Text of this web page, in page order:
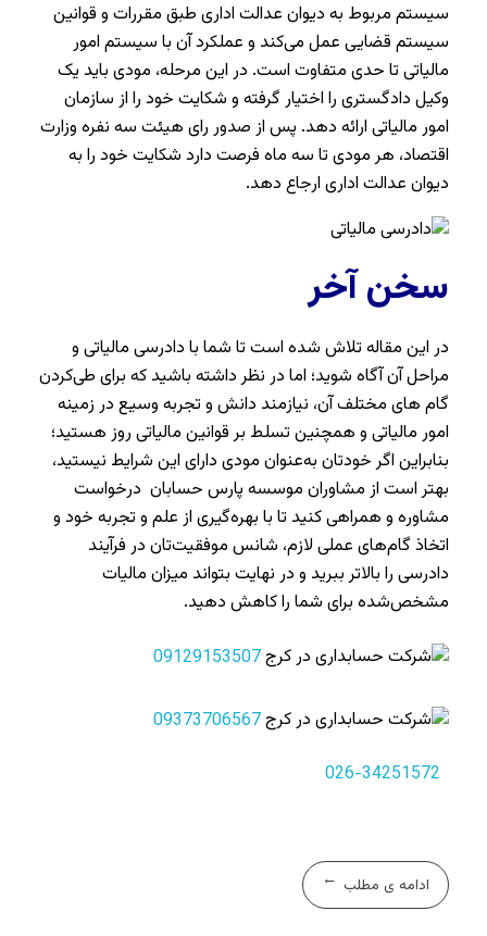
سیستم مربوط به دیوان عدالت اداری طبق مقررات و قوانین
سیستم قضایی عمل می‌کند و عملکرد آن با سیستم امور
مالیاتی تا حدی متفاوت است. در این مرحله، مودی باید یک
وکیل دادگستری را اختیار گرفته و شکایت خود را از سازمان
امور مالیاتی ارائه دهد. پس از صدور رای هیئت سه نفره وزارت
اقتصاد، هر مودی تا سه ماه فرصت دارد شکایت خود را به
دیوان عدالت اداری ارجاع دهد.
سخن آخر
در این مقاله تلاش شده است تا شما با دادرسی مالیاتی و
مراحل آن آگاه شوید؛ اما در نظر داشته باشید که برای طی‌کردن
گام های مختلف آن، نیازمند دانش و تجربه وسیع در زمینه
امور مالیاتی و همچنین تسلط بر قوانین مالیاتی روز هستید؛
بنابراین اگر خودتان به‌عنوان مودی دارای این شرایط نیستید،
بهتر است از مشاوران موسسه پارس حسابان درخواست
مشاوره و همراهی کنید تا با بهره‌گیری از علم و تجربه خود و
اتخاذ گام‌های عملی لازم، شانس موفقیت‌تان در فرآیند
دادرسی را بالاتر ببرید و در نهایت بتواند میزان مالیات
مشخص‌شده برای شما را کاهش دهید.
09129153507
09373706567
ادامه ی مطلب